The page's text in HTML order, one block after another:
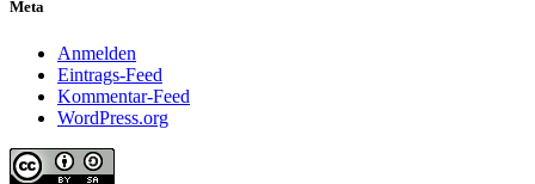
Meta
Anmelden
Eintrags-Feed
Kommentar-Feed
WordPress.org